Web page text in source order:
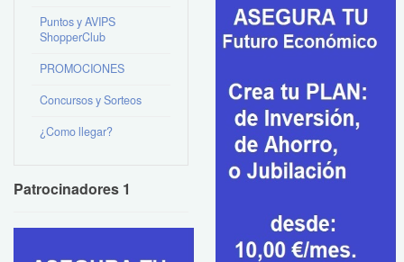
Puntos y AVIPS
ShopperClub
PROMOCIONES
Concursos y Sorteos
¿Como llegar?
Patrocinadores 1